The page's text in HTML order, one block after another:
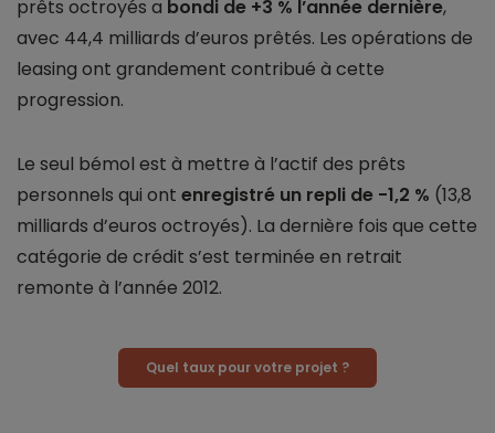
prêts octroyés a bondi de +3 % l’année dernière,
avec 44,4 milliards d’euros prêtés. Les opérations de
leasing ont grandement contribué à cette
progression.
Le seul bémol est à mettre à l’actif des prêts
personnels qui ont enregistré un repli de -1,2 % (13,8
milliards d’euros octroyés). La dernière fois que cette
catégorie de crédit s’est terminée en retrait
remonte à l’année 2012.
Quel taux pour votre projet ?